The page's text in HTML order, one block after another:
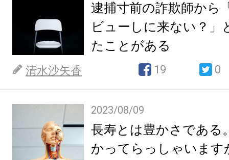
逮捕寸前の詐欺師から
ビューしに来ない？」
たことがある
清水沙矢香 19 0
2023/08/09
長寿とは豊かさである
かってらっしゃいます